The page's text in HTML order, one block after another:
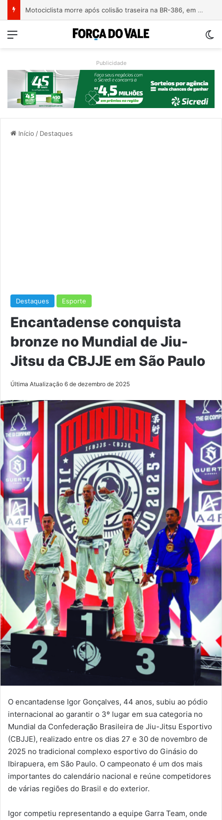
Motociclista morre após colisão traseira na BR-386, em Triunfo
Menu
Publicidade
Início / Destaques
Destaques Esporte
Encantadense conquista
bronze no Mundial de Jiu-
Jitsu da CBJJE em São Paulo
Última Atualização 6 de dezembro de 2025
O encantadense Igor Gonçalves, 44 anos, subiu ao pódio
internacional ao garantir o 3º lugar em sua categoria no
Mundial da Confederação Brasileira de Jiu-Jitsu Esportivo
(CBJJE), realizado entre os dias 27 e 30 de novembro de
2025 no tradicional complexo esportivo do Ginásio do
Ibirapuera, em São Paulo. O campeonato é um dos mais
importantes do calendário nacional e reúne competidores
de várias regiões do Brasil e do exterior.
Igor competiu representando a equipe Garra Team, onde